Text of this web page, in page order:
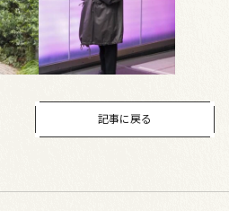
記事に戻る